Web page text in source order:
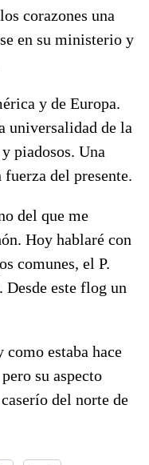
corazones una
en su ministerio y
y de Europa.
universalidad de la
piadosos. Una
del presente.
del que me
Hoy hablaré con
comunes, el P.
Desde este flog un
estaba hace
su aspecto
del norte de